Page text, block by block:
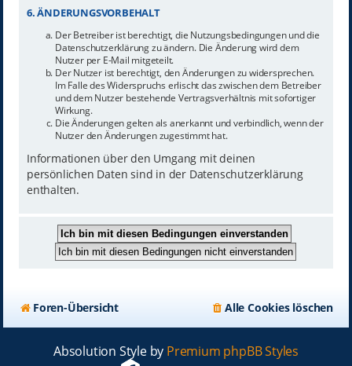
6. ÄNDERUNGSVORBEHALT
Der Betreiber ist berechtigt, die Nutzungsbedingungen und die
Datenschutzerklärung zu ändern. Die Änderung wird dem
Nutzer per E-Mail mitgeteilt.
Der Nutzer ist berechtigt, den Änderungen zu widersprechen.
Im Falle des Widerspruchs erlischt das zwischen dem Betreiber
und dem Nutzer bestehende Vertragsverhältnis mit sofortiger
Wirkung.
Die Änderungen gelten als anerkannt und verbindlich, wenn der
Nutzer den Änderungen zugestimmt hat.
Informationen über den Umgang mit deinen
persönlichen Daten sind in der Datenschutzerklärung
enthalten.
Foren-Übersicht Alle Cookies löschen
Absolution Style by Premium phpBB Styles